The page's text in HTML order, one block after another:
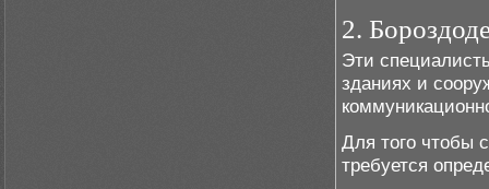
2.
Эти
зданиях и
Для того чтобы
требуется